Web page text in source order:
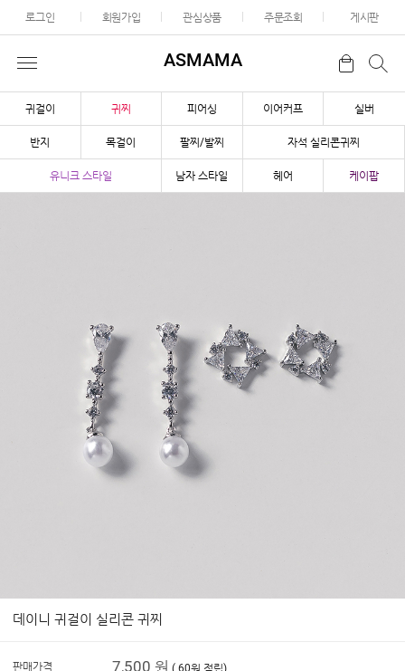
로그인 회원가입 관심상품 주문조회 게시판
ASMAMA
귀걸이 귀찌 피어싱 이어커프 실버
반지 목걸이 팔찌/발찌 자석 실리콘귀찌
유니크 스타일 남자 스타일 헤어 케이팝
데이니 귀걸이 실리콘 귀찌
판매가격 7,500 원 ( 60원 적립)